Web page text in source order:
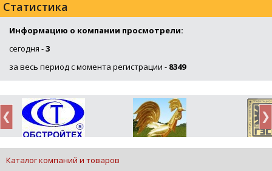
Статистика
Информацию о компании просмотрели:
сегодня -3
за весь период с момента регистрации - 8349
Каталог компаний и товаров